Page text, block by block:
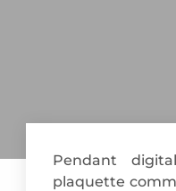
Pendant
plaquette